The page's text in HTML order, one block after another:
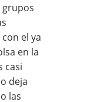
grupos
el ya
en la
casi
deja
las